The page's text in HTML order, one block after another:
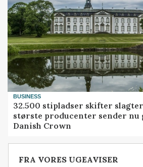
BUSINESS
32.500 stipladser skifter
største producenter sender nu
Danish Crown
FRA VORES UGEAVISER